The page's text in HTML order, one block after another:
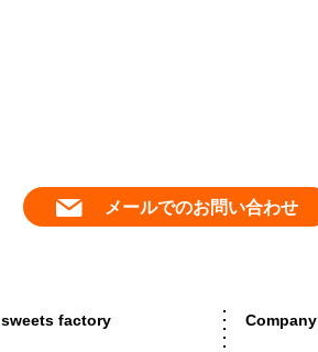
メールでのお問い合わせ
sweets factory Company